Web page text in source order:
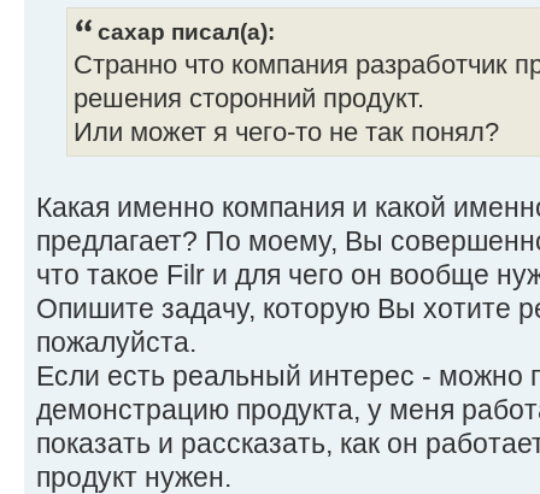
caxap писал(а):
Странно что компания разработчик
решения сторонний продукт.
Или может я чего-то не так понял?
Какая именно компания и какой
предлагает? По моему, Вы
что такое Filr и для чего он вообще
Опишите задачу, которую Вы хотите
пожалуйста.
Если есть реальный интерес - можно
демонстрацию продукта, у меня
показать и рассказать, как он
продукт нужен.